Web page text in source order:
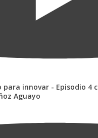
para innovar - Episodio 4
Aguayo